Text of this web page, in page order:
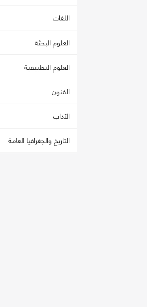
اللغات
العلوم البحثة
العلوم التطبيقية
الفنون
الآداب
التاريخ والجغرافيا العامة